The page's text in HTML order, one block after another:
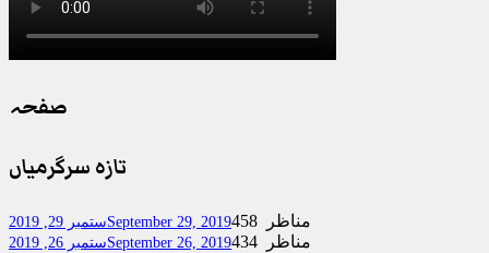
صفحہ
تازہ سرگرمیاں
ستمبر 29, 2019September 29, 2019 458 مناظر
ستمبر 26, 2019September 26, 2019 434 مناظر